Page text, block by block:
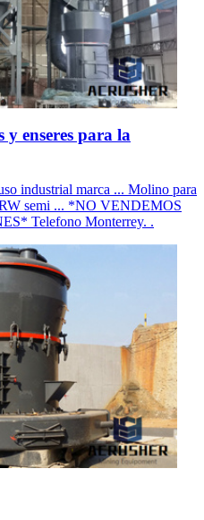
y enseres para la
industrial marca ... Molino para
semi ... *NO VENDEMOS
Telefono Monterrey. .